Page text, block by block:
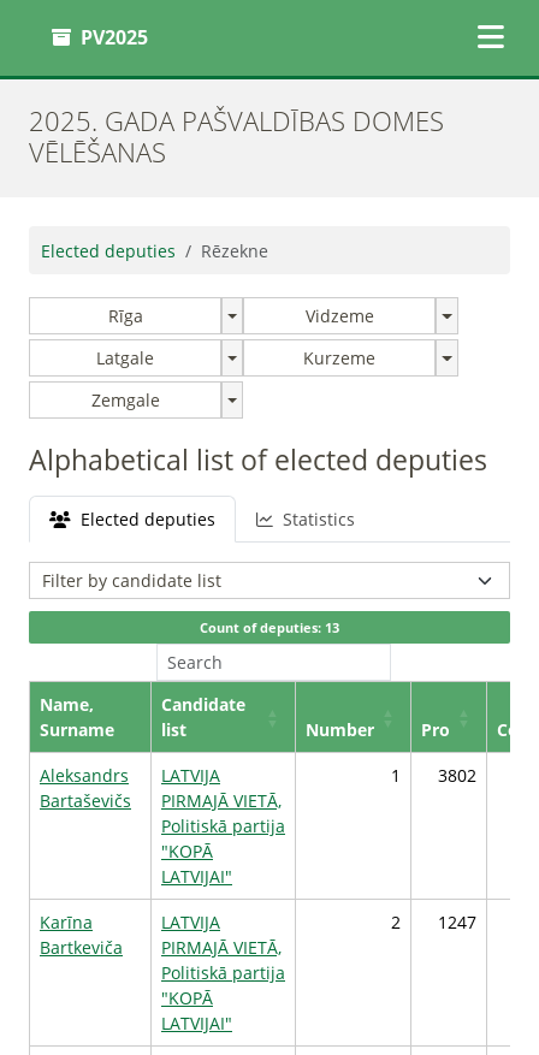
PV2025
2025. GADA PAŠVALDĪBAS DOMES
VĒLĒŠANAS
Elected deputies Rēzekne
Rīga
Vidzeme
Latgale
Kurzeme
Zemgale
Alphabetical list of elected deputies
Elected deputies Statistics
Count of deputies: 13
Name,
Surname
Candidate
list
Number Pro
Aleksandrs
Bartaševičs
LATVIJA
PIRMAJĀ VIETĀ,
Politiskā partija
"KOPĀ
LATVIJAI"
1 3802
Karīna
Bartkeviča
LATVIJA
PIRMAJĀ VIETĀ,
Politiskā partija
"KOPĀ
LATVIJAI"
2 1247